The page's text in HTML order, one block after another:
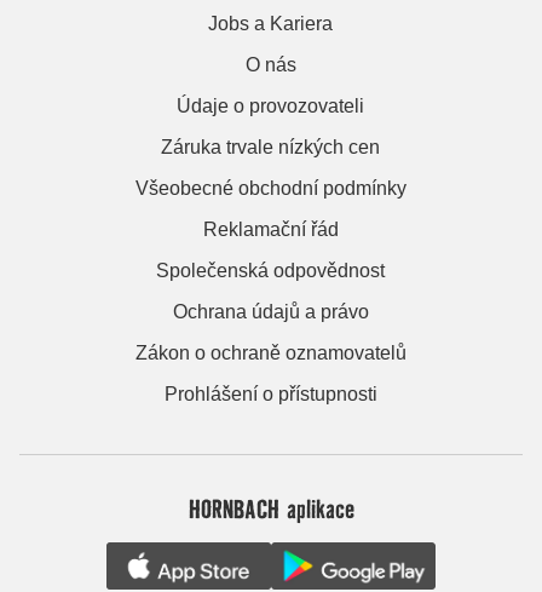
Jobs a Kariera
O nás
Údaje o provozovateli
Záruka trvale nízkých cen
Všeobecné obchodní podmínky
Reklamační řád
Společenská odpovědnost
Ochrana údajů a právo
Zákon o ochraně oznamovatelů
Prohlášení o přístupnosti
HORNBACH aplikace